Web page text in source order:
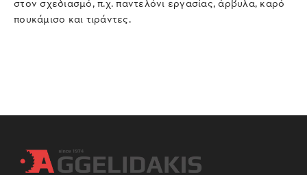
πουκάμισο και τιράντες.